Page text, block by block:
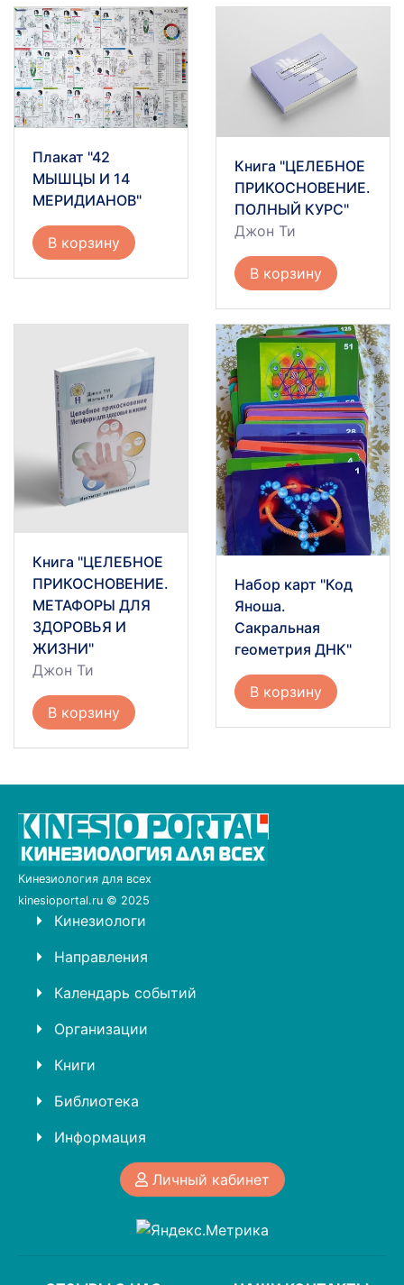
Плакат "42
МЫШЦЫ И 14
МЕРИДИАНОВ"
В корзину
Книга "ЦЕЛЕБНОЕ
ПРИКОСНОВЕНИЕ.
ПОЛНЫЙ КУРС"
Джон Ти
В корзину
Книга "ЦЕЛЕБНОЕ
ПРИКОСНОВЕНИЕ.
МЕТАФОРЫ ДЛЯ
ЗДОРОВЬЯ И
ЖИЗНИ"
Джон Ти
В корзину
Набор карт "Код
Яноша.
Сакральная
геометрия ДНК"
В корзину
Кинезиология для всех
kinesioportal.ru © 2025
Кинезиологи
Направления
Календарь событий
Организации
Книги
Библиотека
Информация
Личный кабинет